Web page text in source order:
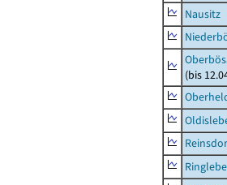
Nausitz
(bis